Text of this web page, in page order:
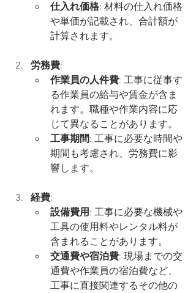
仕入れ価格: 材料の仕入れ価格
や単価が記載され、合計額が
計算されます。
労務費:
作業員の人件費: 工事に従事す
る作業員の給与や賃金が含ま
れます。職種や作業内容に応
じて異なることがあります。
工事期間: 工事に必要な時間や
期間も考慮され、労務費に影
響します。
経費:
設備費用: 工事に必要な機械や
工具の使用料やレンタル料が
含まれることがあります。
交通費や宿泊費: 現場までの交
通費や作業員の宿泊費など、
工事に直接関連するその他の